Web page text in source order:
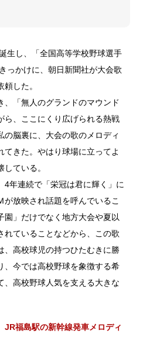
生し、「全国高等学校野球選手
っかけに、朝日新聞社が大会歌
した。
、「無人のグランドのマウンド
ら、ここにくり広げられる熱戦
の脳裏に、大会の歌のメロディ
てきた。やはり球場に立ってよ
ている。
4年連続で「栄冠は君に輝く」に
放映され話題を呼んでいるこ
園」だけでなく地方大会や夏以
れていることなどから、この歌
、高校球児の持つひたむきに勝
、今では高校野球を象徴する希
、高校野球人気を支える大きな
JR福島駅の新幹線発車メロディ